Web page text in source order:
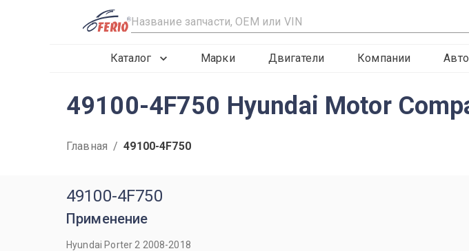
R
Каталог Марки Двигатели Компании
49100-4F750 Hyundai Motor
Главная / 49100-4F750
49100-4F750
Применение
Hyundai Porter 2 2008-2018